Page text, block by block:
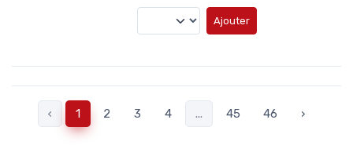
Ajouter
‹ 1 2 3 4 ... 45 46 ›